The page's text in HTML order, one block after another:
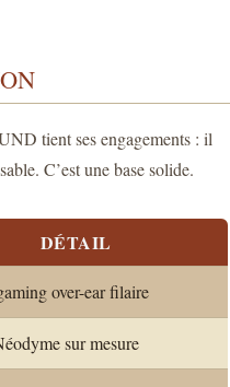
tient ses engagements : il
C’est une base solide.
DÉTAIL
over-ear filaire
sur mesure